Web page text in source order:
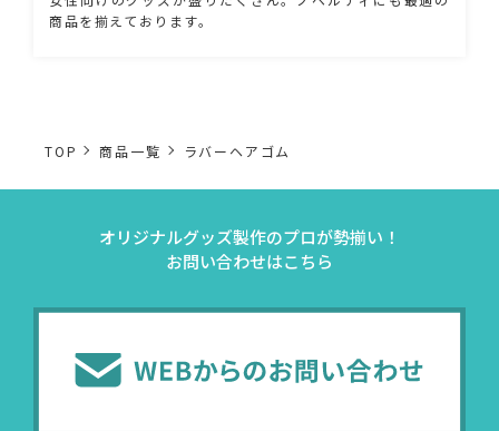
商品を揃えております。
TOP 商品一覧 ラバーヘアゴム
オリジナルグッズ製作のプロが勢揃い！
お問い合わせはこちら